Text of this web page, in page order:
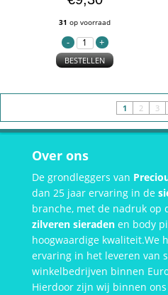
31 op voorraad
BESTELLEN
1 2 3
Over ons
De grondleggers van
dan 25 jaar ervaring in de
branche, met de nadruk op
zilveren sieraden en body
hoogwaardige kwaliteit.We
ervaring in het leveren van
winkelbedrijven binnen
Hierdoor zijn wij binnen